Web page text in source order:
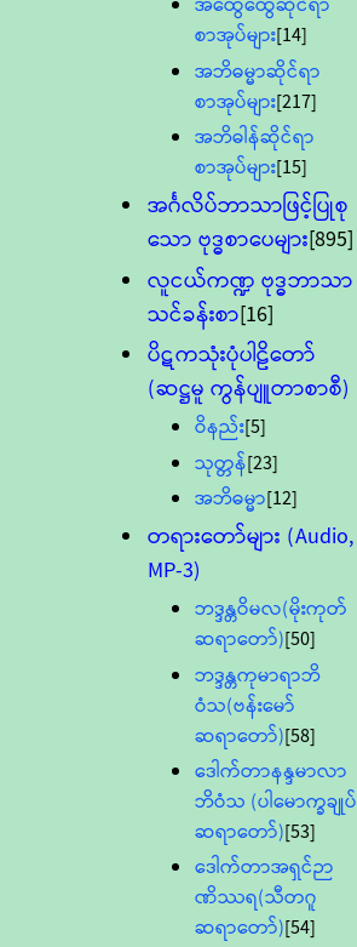
စာအုပ်များ[14]
အဘိဓမ္မာဆိုင်ရာ
စာအုပ်များ[217]
အဘိဓါန်ဆိုင်ရာ
စာအုပ်များ[15]
အင်္ဂလိပ်ဘာသာဖြင့်ပြုစု
သော ဗုဒ္ဓစာပေများ[895]
လူငယ်ကဏ္ဍ ဗုဒ္ဓဘာသာ
သင်ခန်းစာ[16]
ပိဋကသုံးပုံပါဠိတော်
(ဆဋ္ဌမူ ကွန်ပျူတာစာစီ)
ဝိနည်း[5]
သုတ္တန်[23]
အဘိဓမ္မာ[12]
တရားတော်များ (Audio,
MP-3)
ဘဒ္ဒန္တဝိမလ(မိုးကုတ်
ဆရာတော်)[50]
ဘဒ္ဒန္တကုမာရာဘိ
ဝံသ(ဗန်းမော်
ဆရာတော်)[58]
ဒေါက်တာနန္ဒမာလာ
ဘိဝံသ (ပါမောက္ခချုပ်
ဆရာတော်)[53]
ဒေါက်တာအရှင်ဉာ
ဏိဿရ(သီတဂူ
ဆရာတော်)[54]